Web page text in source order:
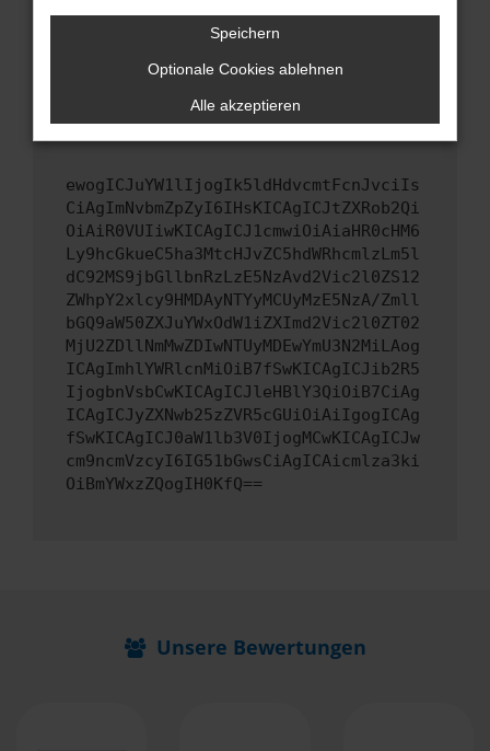
Wende dich an den Webseitenbetreiber.
Wenn du alle oben genannten Schritte versucht
hast, kontaktiere uns bitte. Wir werden
versuchen, das Problem zu beheben. Du kannst
uns diesen Text schicken, um uns bei der
ewogICJuYW1lIjogIk5ldHdvcmtFcnJvciIs
CiAgImNvbmZpZyI6IHsKICAgICJtZXRob2Qi
OiAiR0VUIiwKICAgICJ1cmwiOiAiaHR0cHM6
Ly9hcGkueC5ha3MtcHJvZC5hdWRhcmlzLm5l
dC92MS9jbGllbnRzLzE5NzAvd2Vic2l0ZS12
ZWhpY2xlcy9HMDAyNTYyMCUyMzE5NzA/Zmll
bGQ9aW50ZXJuYWxOdW1iZXImd2Vic2l0ZT02
MjU2ZDllNmMwZDIwNTUyMDEwYmU3N2MiLAog
ICAgImhlYWRlcnMiOiB7fSwKICAgICJib2R5
IjogbnVsbCwKICAgICJleHBlY3QiOiB7CiAg
ICAgICJyZXNwb25zZVR5cGUiOiAiIgogICAg
fSwKICAgICJ0aW1lb3V0IjogMCwKICAgICJw
cm9ncmVzcyI6IG51bGwsCiAgICAicmlza3ki
OiBmYWxzZQogIH0KfQ==
Unsere Bewertungen
Speichern
Optionale Cookies ablehnen
Alle akzeptieren